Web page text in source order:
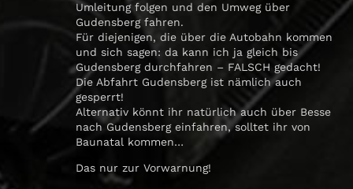
Umleitung folgen und den Umweg über
Gudensberg fahren.
Für diejenigen, die über die Autobahn kommen
und sich sagen: da kann ich ja gleich bis
Gudensberg durchfahren – FALSCH gedacht!
Die Abfahrt Gudensberg ist nämlich auch
gesperrt!
Alternativ könnt ihr natürlich auch über Besse
nach Gudensberg einfahren, solltet ihr von
Baunatal kommen…
Das nur zur Vorwarnung!